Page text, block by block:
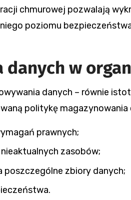
chmurowej pozwalają
poziomu
w
danych – równie
politykę magazynowania
prawnych;
zasobów;
poszczególne zbiory danych;